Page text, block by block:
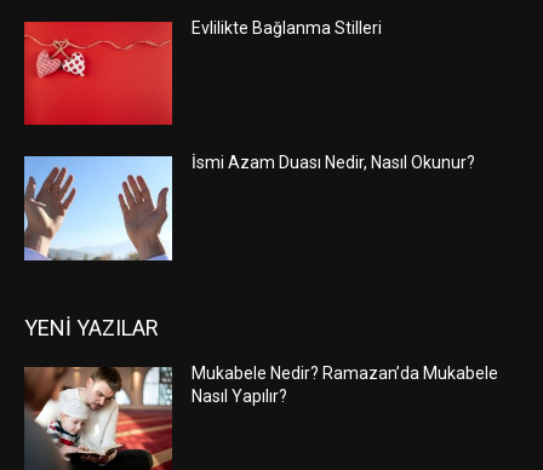
Evlilikte Bağlanma Stilleri
İsmi Azam Duası Nedir, Nasıl Okunur?
YENİ YAZILAR
Mukabele Nedir? Ramazan’da Mukabele
Nasıl Yapılır?